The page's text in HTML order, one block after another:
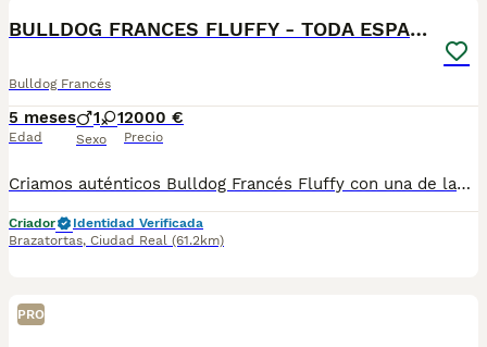
BULLDOG FRANCES FLUFFY - TODA ESPAÑA
Bulldog Francés
5 meses
Edad
1 1
Sexo
2000 €
Precio
Criamos auténticos Bulldog Francés Fluffy con una de las mejores selecciones genéticas de Europa. ✅ Morfologías ✅ Carácter equilibrado y sociable. ✅ Informe de valoración emitido por un juez oficial de la raza. ✅ Revisados veterinariamente, vacunados, desparasitados, con microchip y documentación al día. La experiencia va mucho más allá del cachorro: 🚚 Entrega en la puerta de tu casa en toda España. 💳 Pago 100% contra reembolso (sin adelantar ni un euro). 🎁 Se entrega con transportín, empapadores, kit de bienvenida y todo lo necesario para sus primeros días610864702
Criador
Identidad Verificada
Brazatortas, Ciudad Real (61.2km)
PRO